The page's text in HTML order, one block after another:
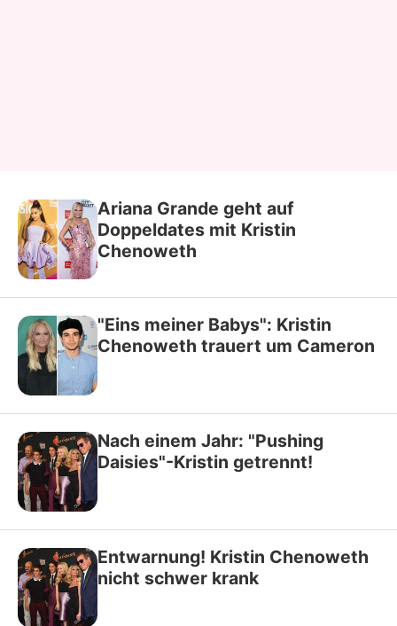
Ariana Grande geht auf
Doppeldates mit Kristin
Chenoweth
"Eins meiner Babys": Kristin
Chenoweth trauert um Cameron
Nach einem Jahr: "Pushing
Daisies"-Kristin getrennt!
Entwarnung! Kristin Chenoweth
nicht schwer krank